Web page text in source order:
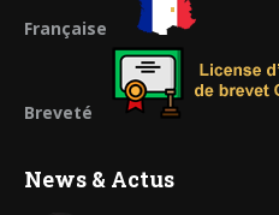
Française
Breveté
News & Actus